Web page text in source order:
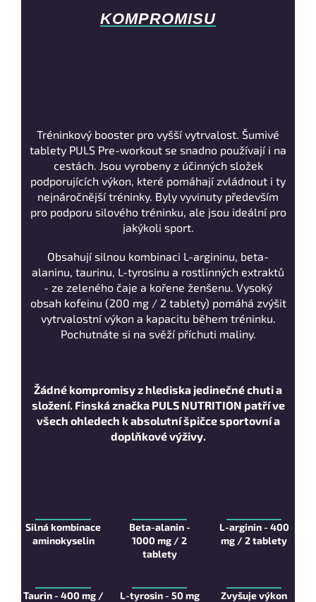
KOMPROMISU
Tréninkový booster pro vyšší vytrvalost. Šumivé
tablety PULS Pre-workout se snadno používají i na
cestách. Jsou vyrobeny z účinných složek
podporujících výkon, které pomáhají zvládnout i ty
nejnáročnější tréninky. Byly vyvinuty především
pro podporu silového tréninku, ale jsou ideální pro
jakýkoli sport.
Obsahují silnou kombinaci L-argininu, beta-
alaninu, taurinu, L-tyrosinu a rostlinných extraktů
- ze zeleného čaje a kořene ženšenu. Vysoký
obsah kofeinu (200 mg / 2 tablety) pomáhá zvýšit
vytrvalostní výkon a kapacitu během tréninku.
Pochutnáte si na svěží příchuti maliny.
Žádné kompromisy z hlediska jedinečné chuti a
složení. Finská značka PULS NUTRITION patří ve
všech ohledech k absolutní špičce sportovní a
doplňkové výživy.
Silná kombinace
aminokyselin
Beta-alanin -
1000 mg / 2
tablety
L-arginin - 400
mg / 2 tablety
Taurin - 400 mg / L-tyrosin - 50 mg Zvyšuje výkon